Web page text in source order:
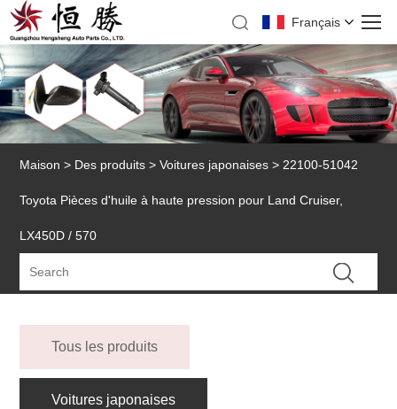
Français
Maison > Des produits >Voitures japonaises > 22100-51042
Toyota Pièces d'huile à haute pression pour Land Cruiser,
LX450D / 570
Tous les produits
Voitures japonaises